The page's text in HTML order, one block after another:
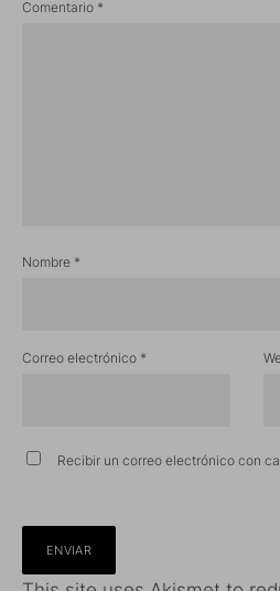
Comentario *
Nombre *
Correo electrónico *
Recibir un correo electrónico con